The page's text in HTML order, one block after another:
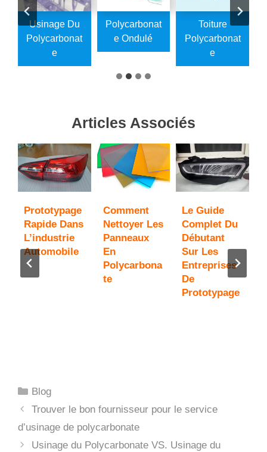
Usinage Du
Polycarbonat
E
Polycarbonat
E Ondulé
Toiture
Polycarbonat
E
Articles Associés
Prototypage
Rapide Dans
L’industrie
Automobile
Comment
Nettoyer Les
Panneaux
En
Polycarbona
Te
Le Guide
Complet Du
Débutant
Sur Les
Entreprises
De
Prototypage
Catégories
Blog
Trouver le bon fournisseur pour le service
d’usinage de polycarbonate
Usinage du Polycarbonate VS. Usinage du